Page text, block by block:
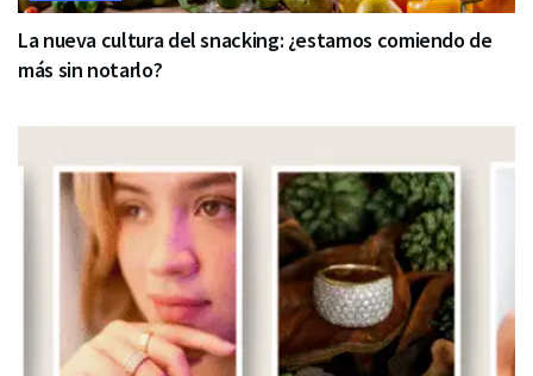
La nueva cultura del snacking: ¿estamos comiendo de
más sin notarlo?